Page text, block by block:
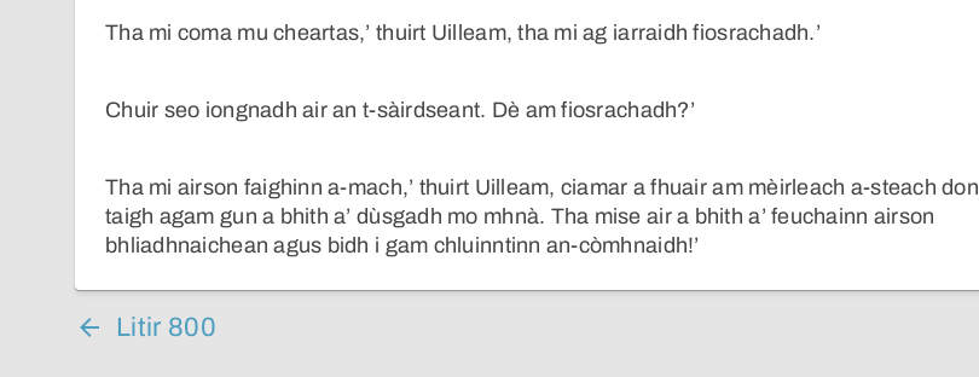
Tha mi coma mu cheartas,’ thuirt Uilleam, tha mi ag iarraidh fiosrachadh.’
Chuir seo iongnadh air an t-sàirdseant. Dè am fiosrachadh?’
Tha mi airson faighinn a-mach,’ thuirt Uilleam, ciamar a fhuair am mèirleach a-steach don
taigh agam gun a bhith a’ dùsgadh mo mhnà. Tha mise air a bhith a’ feuchainn airson
bhliadhnaichean agus bidh i gam chluinntinn an-còmhnaidh!’
Litir 800